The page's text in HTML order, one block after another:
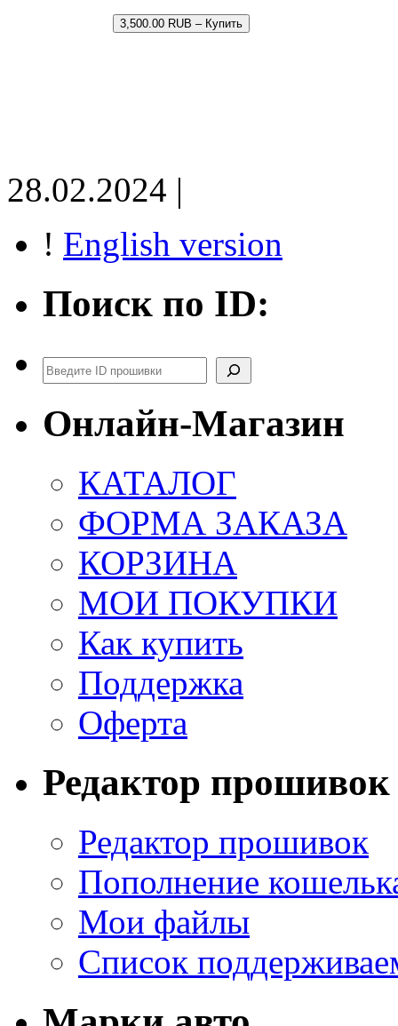
3,500.00 RUB – Купить
28.02.2024 |
! English version
Поиск по ID:
Поиск
Онлайн-Магазин
КАТАЛОГ
ФОРМА ЗАКАЗА
КОРЗИНА
МОИ ПОКУПКИ
Как купить
Поддержка
Оферта
Редактор прошивок
Редактор прошивок
Пополнение
Мои файлы
Список